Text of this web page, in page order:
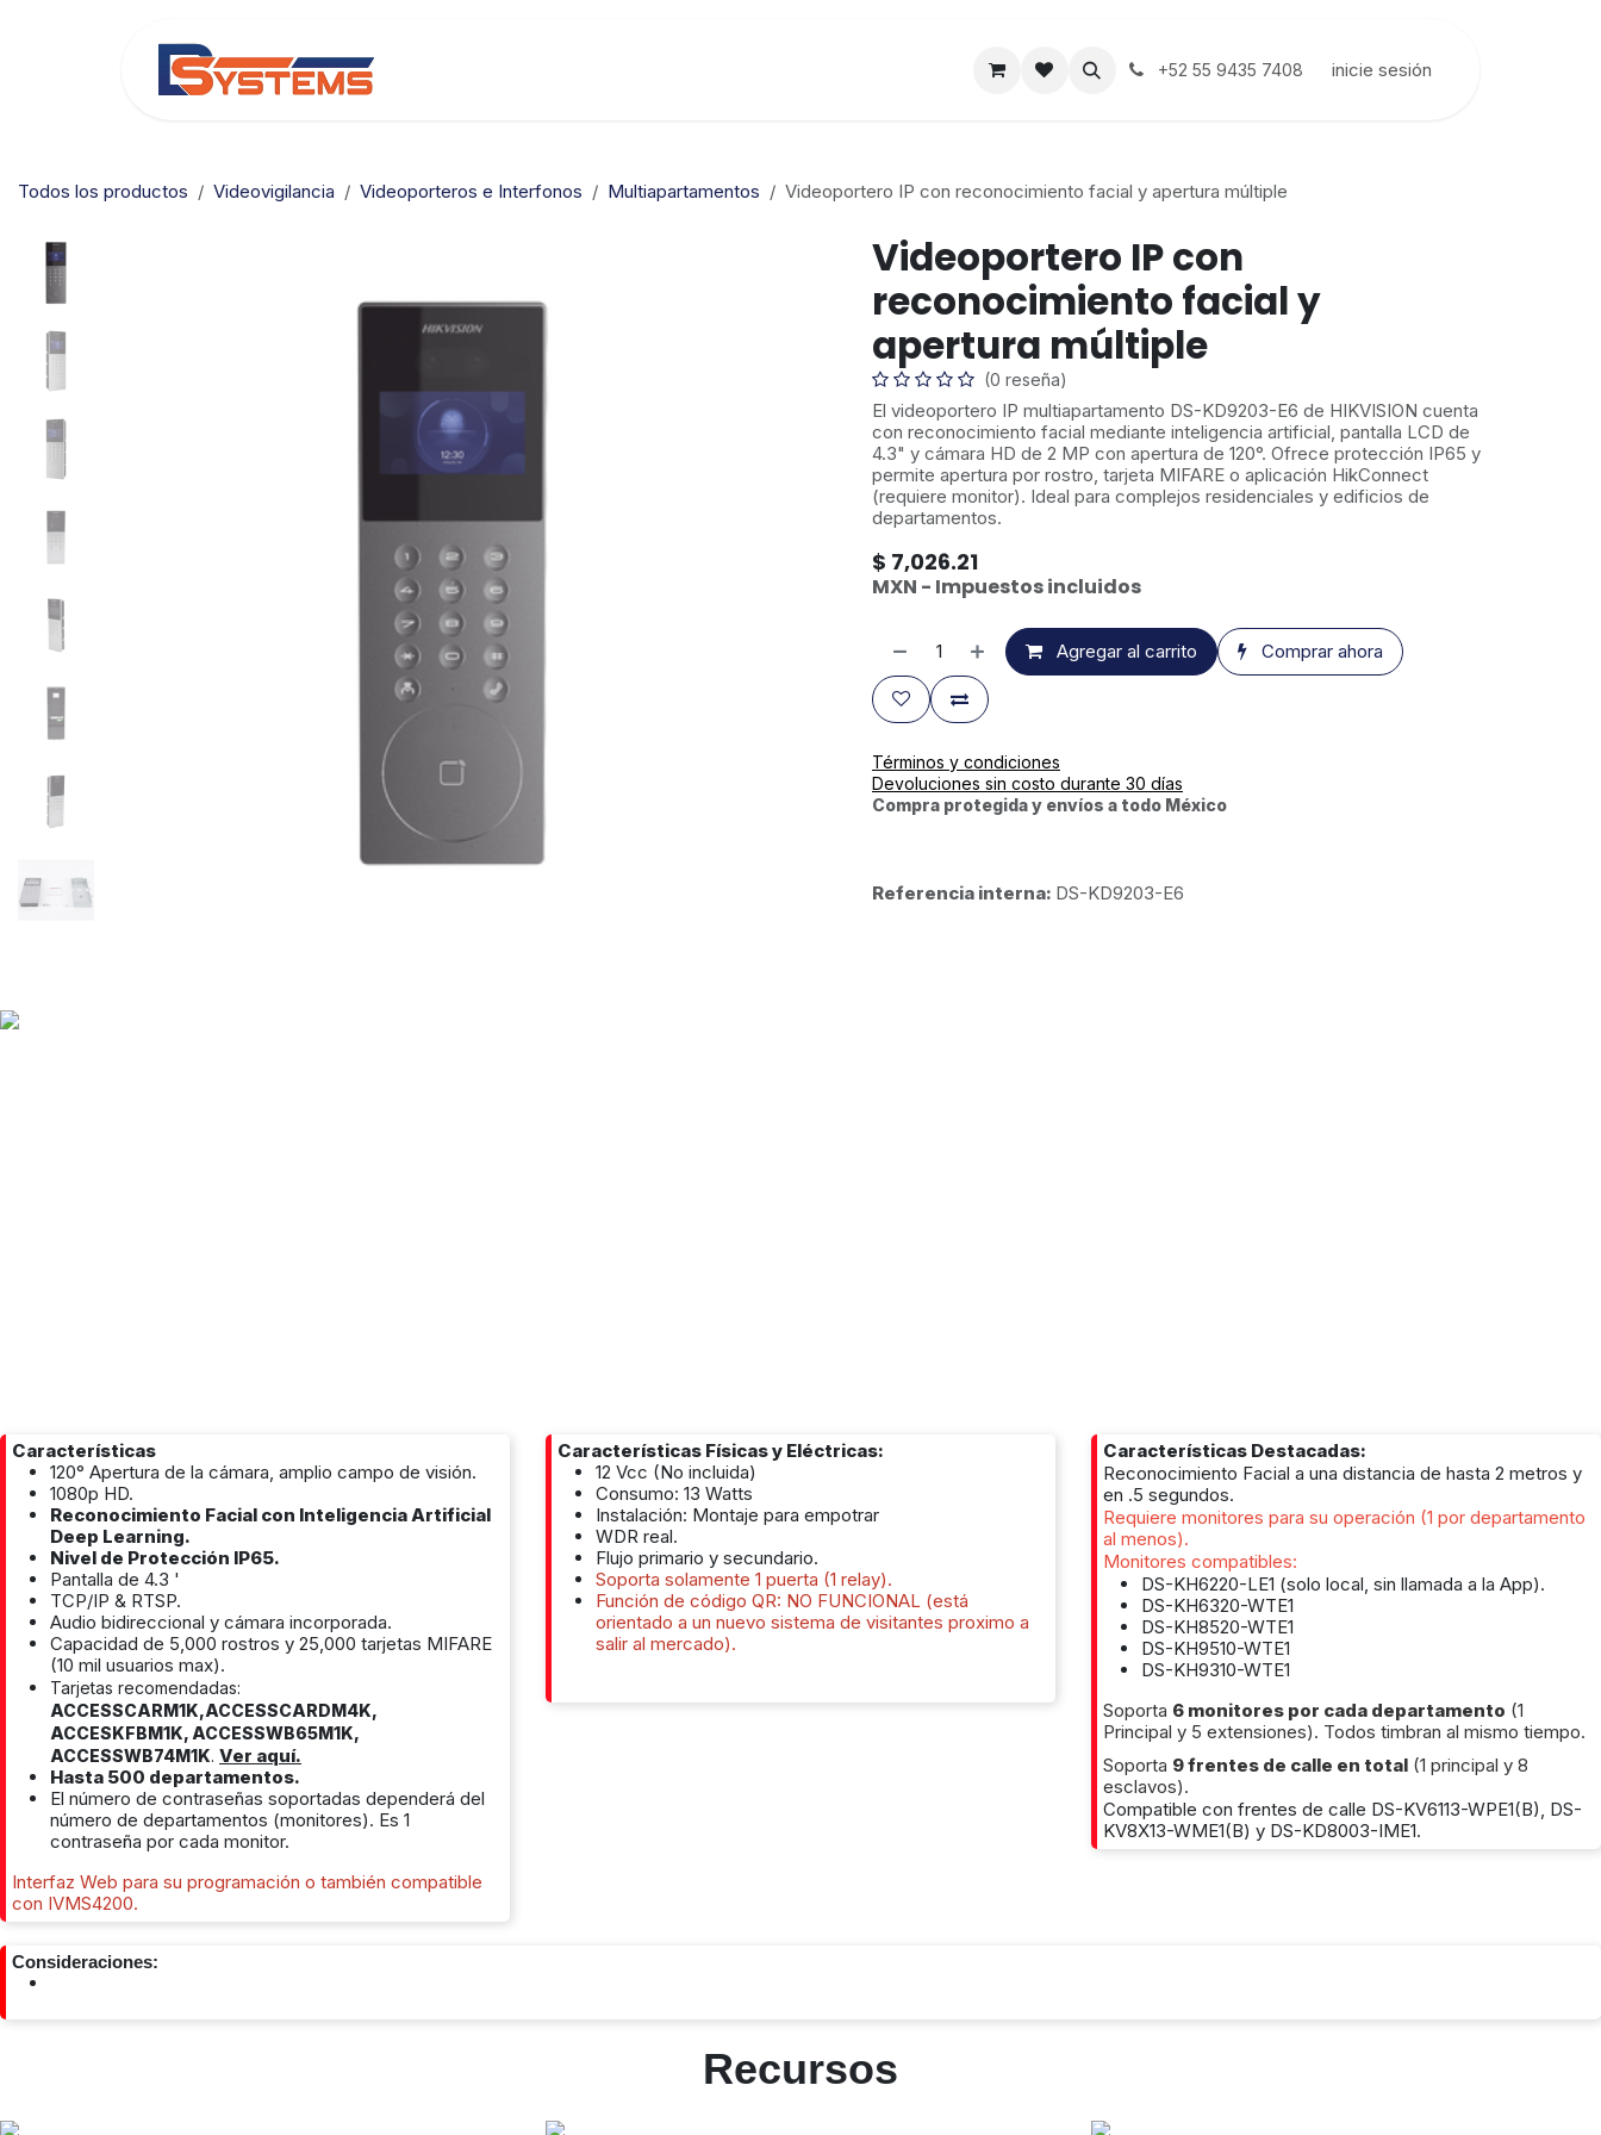
+52 55 9435 7408 inicie sesión
Todos los productos Videovigilancia Videoporteros e Interfonos Multiapartamentos Videoportero IP con reconocimiento facial y apertura múltiple
Videoportero IP con
reconocimiento facial y
apertura múltiple
(0 reseña)
El videoportero IP multiapartamento DS-KD9203-E6 de HIKVISION cuenta
con reconocimiento facial mediante inteligencia artificial, pantalla LCD de
4.3" y cámara HD de 2 MP con apertura de 120°. Ofrece protección IP65 y
permite apertura por rostro, tarjeta MIFARE o aplicación HikConnect
(requiere monitor). Ideal para complejos residenciales y edificios de
departamentos.
$ 7,026.21
MXN - Impuestos incluidos
Agregar al carrito Comprar ahora
Términos y condiciones
Devoluciones sin costo durante 30 días
Compra protegida y envíos a todo México
Referencia interna: DS-KD9203-E6
Características
120° Apertura de la cámara, amplio campo de visión.
1080p HD.
Reconocimiento Facial con Inteligencia Artificial
Deep Learning.
Nivel de Protección IP65.
Pantalla de 4.3 '
TCP/IP & RTSP.
Audio bidireccional y cámara incorporada.
Capacidad de 5,000 rostros y 25,000 tarjetas MIFARE
(10 mil usuarios max).
Tarjetas recomendadas:
ACCESSCARM1K,ACCESSCARDM4K,
ACCESKFBM1K, ACCESSWB65M1K,
ACCESSWB74M1K. Ver aquí.
Hasta 500 departamentos.
El número de contraseñas soportadas dependerá del
número de departamentos (monitores). Es 1
contraseña por cada monitor.
Interfaz Web para su programación o también compatible
con IVMS4200.
Características Físicas y Eléctricas:
12 Vcc (No incluida)
Consumo: 13 Watts
Instalación: Montaje para empotrar
WDR real.
Flujo primario y secundario.
Soporta solamente 1 puerta (1 relay).
Función de código QR: NO FUNCIONAL (está
orientado a un nuevo sistema de visitantes proximo a
salir al mercado).
Características Destacadas:
Reconocimiento Facial a una distancia de hasta 2 metros y
en .5 segundos.
Requiere monitores para su operación (1 por departamento
al menos).
Monitores compatibles:
DS-KH6220-LE1 (solo local, sin llamada a la App).
DS-KH6320-WTE1
DS-KH8520-WTE1
DS-KH9510-WTE1
DS-KH9310-WTE1
Soporta 6 monitores por cada departamento (1
Principal y 5 extensiones). Todos timbran al mismo tiempo.
Soporta 9 frentes de calle en total (1 principal y 8
esclavos).
Compatible con frentes de calle DS-KV6113-WPE1(B), DS-
KV8X13-WME1(B) y DS-KD8003-IME1.
Consideraciones:
Recursos